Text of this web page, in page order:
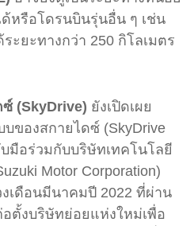
หรือโดรนบินรุ่นอื่น ๆ เช่น
ะยะทางกว่า 250 กิโลเมตร
(SkyDrive) ยังเปิดเผย
บของสกายไดซ์ (SkyDrive
มือร่วมกับบริษัทเทคโนโลยี
Motor Corporation)
เดือนมีนาคมปี 2022 ที่ผ่าน
ตั้งบริษัทย่อยแห่งใหม่เพื่อ